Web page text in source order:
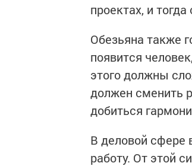
проектах, и
Обезьяна также
появится
этого должны
должен сменить
добиться
В деловой сфере
работу. От этой